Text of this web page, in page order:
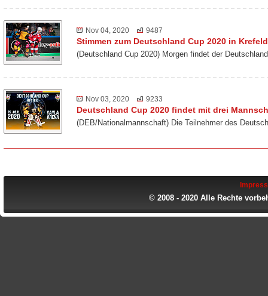
Nov 04, 2020 9487
Stimmen zum Deutschland Cup 2020 in Krefeld
(Deutschland Cup 2020) Morgen findet der
Nov 03, 2020 9233
Deutschland Cup 2020 findet mit drei
(DEB/Nationalmannschaft) Die Teilnehmer des
© 2008 - 2020 Alle Rechte